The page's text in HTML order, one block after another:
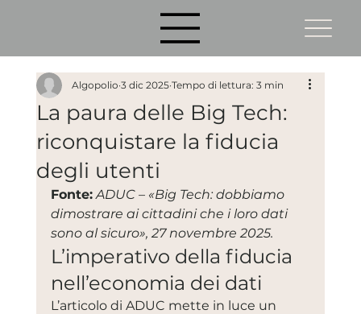
La paura delle Big Tech:
riconquistare la fiducia
degli utenti
Algopolio 3 dic 2025 Tempo di lettura: 3 min
Fonte: ADUC – «Big Tech: dobbiamo
dimostrare ai cittadini che i loro dati
sono al sicuro», 27 novembre 2025.
L’imperativo della fiducia
nell’economia dei dati
L’articolo di ADUC mette in luce un